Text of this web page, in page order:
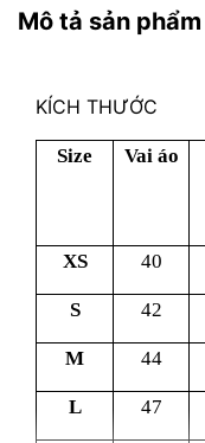
Mô tả sản phẩm
KÍCH THƯỚC
Size Vai áo
XS 40
S 42
M 44
L 47